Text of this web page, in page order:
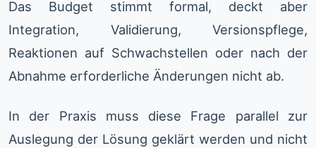
Das Budget stimmt formal, deckt aber
Integration, Validierung, Versionspflege,
Reaktionen auf Schwachstellen oder nach der
Abnahme erforderliche Änderungen nicht ab.
In der Praxis muss diese Frage parallel zur
Auslegung der Lösung geklärt werden und nicht